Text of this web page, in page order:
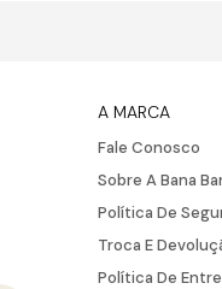
A MARCA
Fale Conosco
Sobre A Bana
Política De
Troca E
Política De